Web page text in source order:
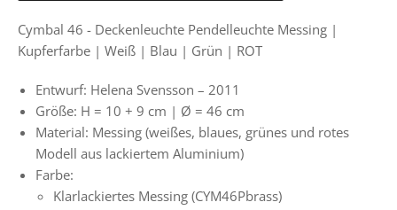
Cymbal 46 - Deckenleuchte Pendelleuchte Messing |
Kupferfarbe | Weiß | Blau | Grün | ROT
Entwurf: Helena Svensson – 2011
Größe: H = 10 + 9 cm | Ø = 46 cm
Material: Messing (weißes, blaues, grünes und rotes
Modell aus lackiertem Aluminium)
Farbe:
Klarlackiertes Messing (CYM46Pbrass)